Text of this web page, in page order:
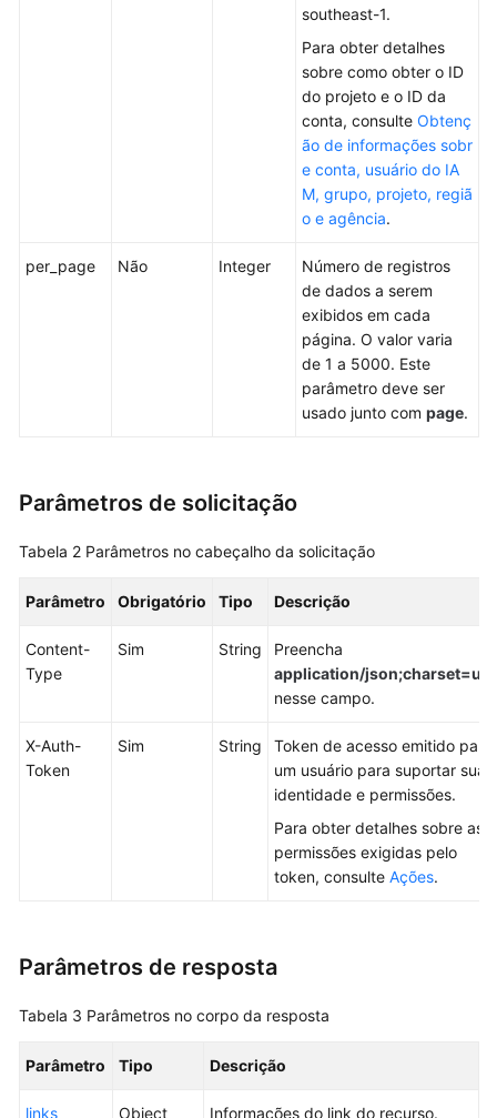
das
do
do
Consulta
informações
status
southeast-1.
Para obter detalhes
sobre como obter o ID
do projeto e o ID da
conta, consulte Obtenç
ão de informações sobr
e conta, usuário do IA
M, grupo, projeto, regiã
o e agência.
per_page Não Integer
Número de registros
de dados a serem
exibidos em cada
página. O valor varia
de 1 a 5000. Este
parâmetro deve ser
usado junto com page.
Parâmetros de solicitação
Tabela 2 Parâmetros no cabeçalho da solicitação
Parâmetro Obrigatório Tipo Descrição
Content-
Type
Sim String
Preencha
application/
nesse campo.
X-Auth-
Token
Sim String
Token de acesso emitido para
um usuário para suportar sua
identidade e permissões.
Para obter detalhes sobre as
permissões exigidas pelo
token, consulte Ações.
Parâmetros de resposta
Tabela 3 Parâmetros no corpo da resposta
Parâmetro Tipo Descrição
links Object Informações do link do recurso.